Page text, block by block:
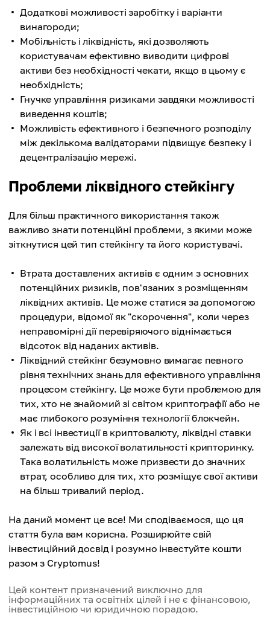
Додаткові можливості заробітку і варіанти
винагороди;
Мобільність і ліквідність, які дозволяють
користувачам ефективно виводити цифрові
активи без необхідності чекати, якщо в цьому є
необхідність;
Гнучке управління ризиками завдяки можливості
виведення коштів;
Можливість ефективного і безпечного розподілу
між декількома валідаторами підвищує безпеку і
децентралізацію мережі.
Проблеми ліквідного стейкінгу
Для більш практичного використання також
важливо знати потенційні проблеми, з якими може
зіткнутися цей тип стейкінгу та його користувачі.
Втрата доставлених активів є одним з основних
потенційних ризиків, пов'язаних з розміщенням
ліквідних активів. Це може статися за допомогою
процедури, відомої як "скорочення", коли через
неправомірні дії перевіряючого віднімається
відсоток від наданих активів.
Ліквідний стейкінг безумовно вимагає певного
рівня технічних знань для ефективного управління
процесом стейкінгу. Це може бути проблемою для
тих, хто не знайомий зі світом криптографії або не
має глибокого розуміння технології блокчейн.
Як і всі інвестиції в криптовалюту, ліквідні ставки
залежать від високої волатильності крипторинку.
Така волатильність може призвести до значних
втрат, особливо для тих, хто розміщує свої активи
на більш тривалий період.
На даний момент це все! Ми сподіваємося, що ця
стаття була вам корисна. Розширюйте свій
інвестиційний досвід і розумно інвестуйте кошти
разом з Cryptomus!
Цей контент призначений виключно для
інформаційних та освітніх цілей і не є фінансовою,
інвестиційною чи юридичною порадою.